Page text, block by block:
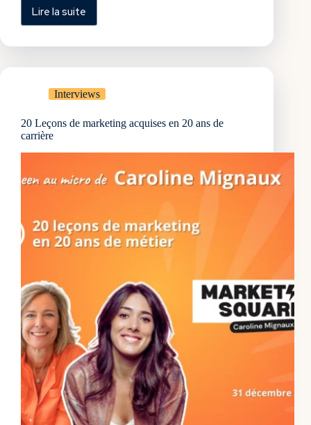
Lire la suite
SEO
UX
ces
disciplines
tout
à
collaborer
Interviews
20 Leçons de marketing acquises en 20 ans de
carrière